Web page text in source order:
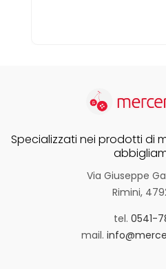
Specializzati nei prodotti di
Via Giuseppe
Rimini,
tel. 0541-
mail.